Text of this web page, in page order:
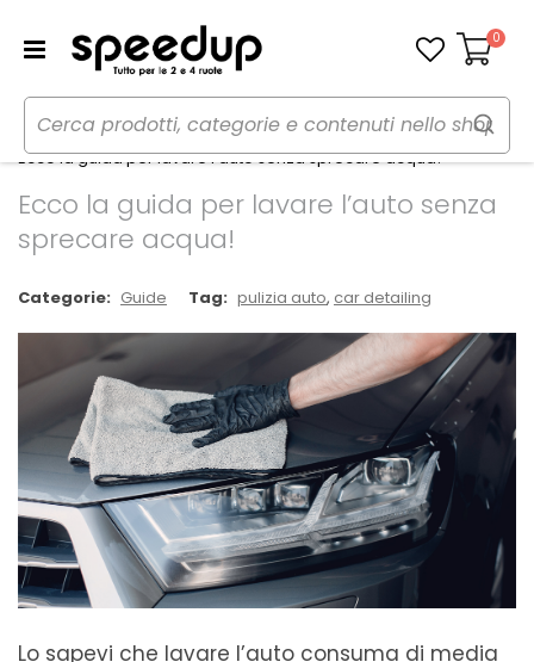
Carrello
0
Home Speedup Magazine
Guide
Ecco la guida per lavare l’auto senza sprecare acqua!
Ecco la guida per lavare l’auto senza
sprecare acqua!
Categorie: Guide Tag: pulizia auto, car detailing
Lo sapevi che lavare l’auto consuma di media